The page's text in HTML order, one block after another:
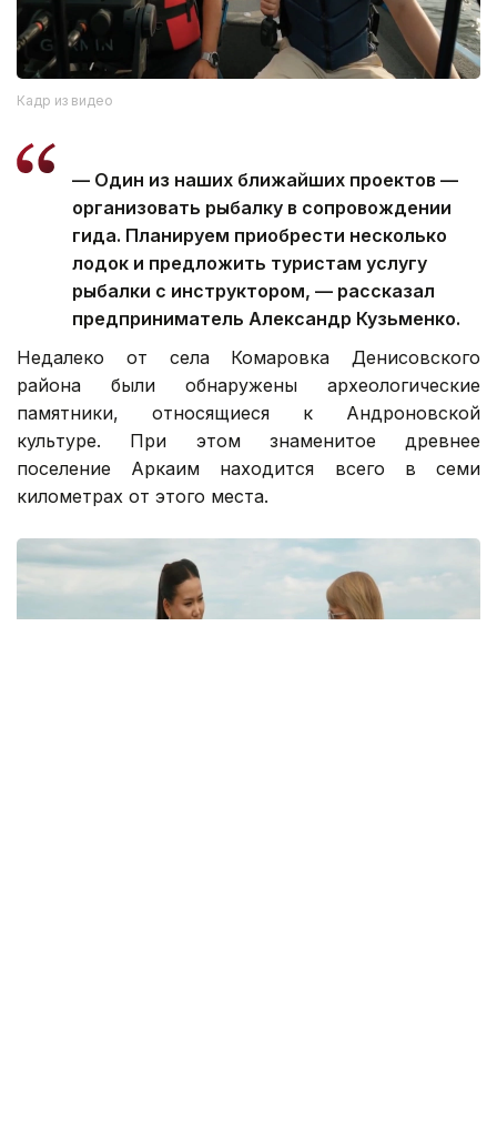
Кадр из видео
— Один из наших ближайших проектов —
организовать рыбалку в сопровождении
гида. Планируем приобрести несколько
лодок и предложить туристам услугу
рыбалки с инструктором, — рассказал
предприниматель Александр Кузьменко.
Недалеко от села Комаровка Денисовского
района были обнаружены археологические
памятники, относящиеся к Андроновской
культуре. При этом знаменитое древнее
поселение Аркаим находится всего в семи
километрах от этого места.